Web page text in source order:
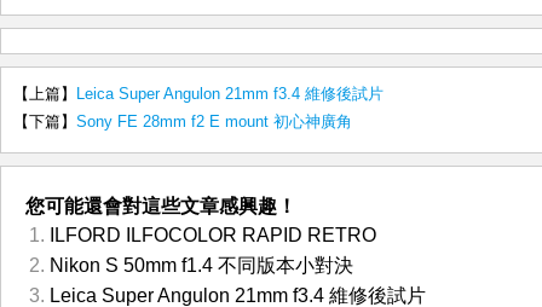
【上篇】
Leica Super Angulon 21mm f3.4 維修後試片
【下篇】 Sony FE 28mm f2 E mount 初心神廣角
您可能還會對這些文章感興趣！
ILFORD ILFOCOLOR RAPID RETRO
Nikon S 50mm f1.4 不同版本小對決
Leica Super Angulon 21mm f3.4 維修後試片